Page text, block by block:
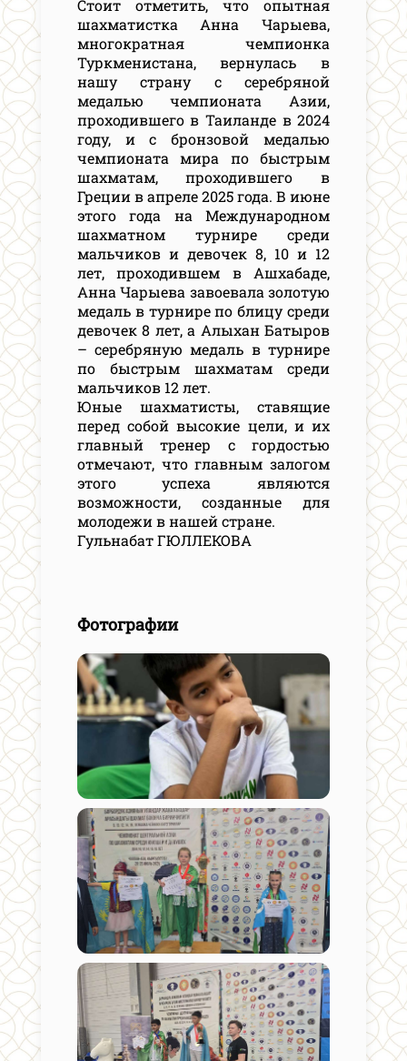
Стоит отметить, что опытная
шахматистка Анна Чарыева,
многократная чемпионка
Туркменистана, вернулась в
нашу страну с серебряной
медалью чемпионата Азии,
проходившего в Таиланде в 2024
году, и с бронзовой медалью
чемпионата мира по быстрым
шахматам, проходившего в
Греции в апреле 2025 года. В июне
этого года на Международном
шахматном турнире среди
мальчиков и девочек 8, 10 и 12
лет, проходившем в Ашхабаде,
Анна Чарыева завоевала золотую
медаль в турнире по блицу среди
девочек 8 лет, а Алыхан Батыров
– серебряную медаль в турнире
по быстрым шахматам среди
мальчиков 12 лет.
Юные шахматисты, ставящие
перед собой высокие цели, и их
главный тренер с гордостью
отмечают, что главным залогом
этого успеха являются
возможности, созданные для
молодежи в нашей стране.
Гульнабат ГЮЛЛЕКОВА
Фотографии